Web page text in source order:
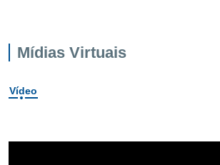
Mídias Virtuais
Vídeo